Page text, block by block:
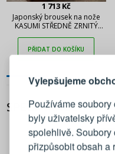
Vylepšujeme
Používáme
byly uživatelsky
spolehlivě.
přizpůsobit obsah a
1 713 Kč
Japonský brousek na nože
KASUMI STŘEDNĚ ZRNITÝ
PŘIDAT DO KOŠÍKU
SPECIFIKACE
PŘIHLÁŠENÍ
Přihlaste
Emailová adresa